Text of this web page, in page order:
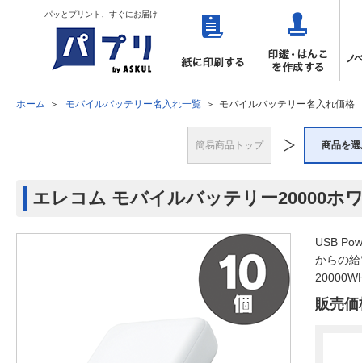
パッとプリント、すぐにお届け
ホーム モバイルバッテリー名入れ一覧 モバイルバッテリー名入れ価格
簡易商品トップ 商品を
エレコム モバイルバッテリー20000ホ
USB
からの
販売価